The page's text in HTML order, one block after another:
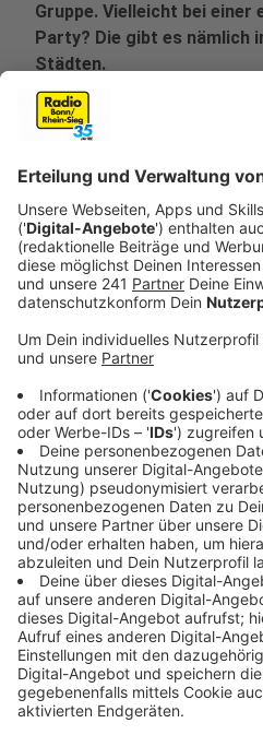
Gruppe. Vielleicht bei einer
Party? Die gibt es nämlich
Städten.
Veröffentlicht:
Anzeige
Rudelgucken kennt man in
wenn Fußball-Welt- und -
anstehen. Egal an welchem
um ein Spiel der DFB-
Football auf den Geschmack
Anzeige
Denn das beweisen die
allein in NRW geschmissen
wir nicht die privaten
American-Football-
(Lanxess Arena) und
sich Tausende Menschen
Spiel zwischen den Kansas
Francisco 49ers in der Nacht